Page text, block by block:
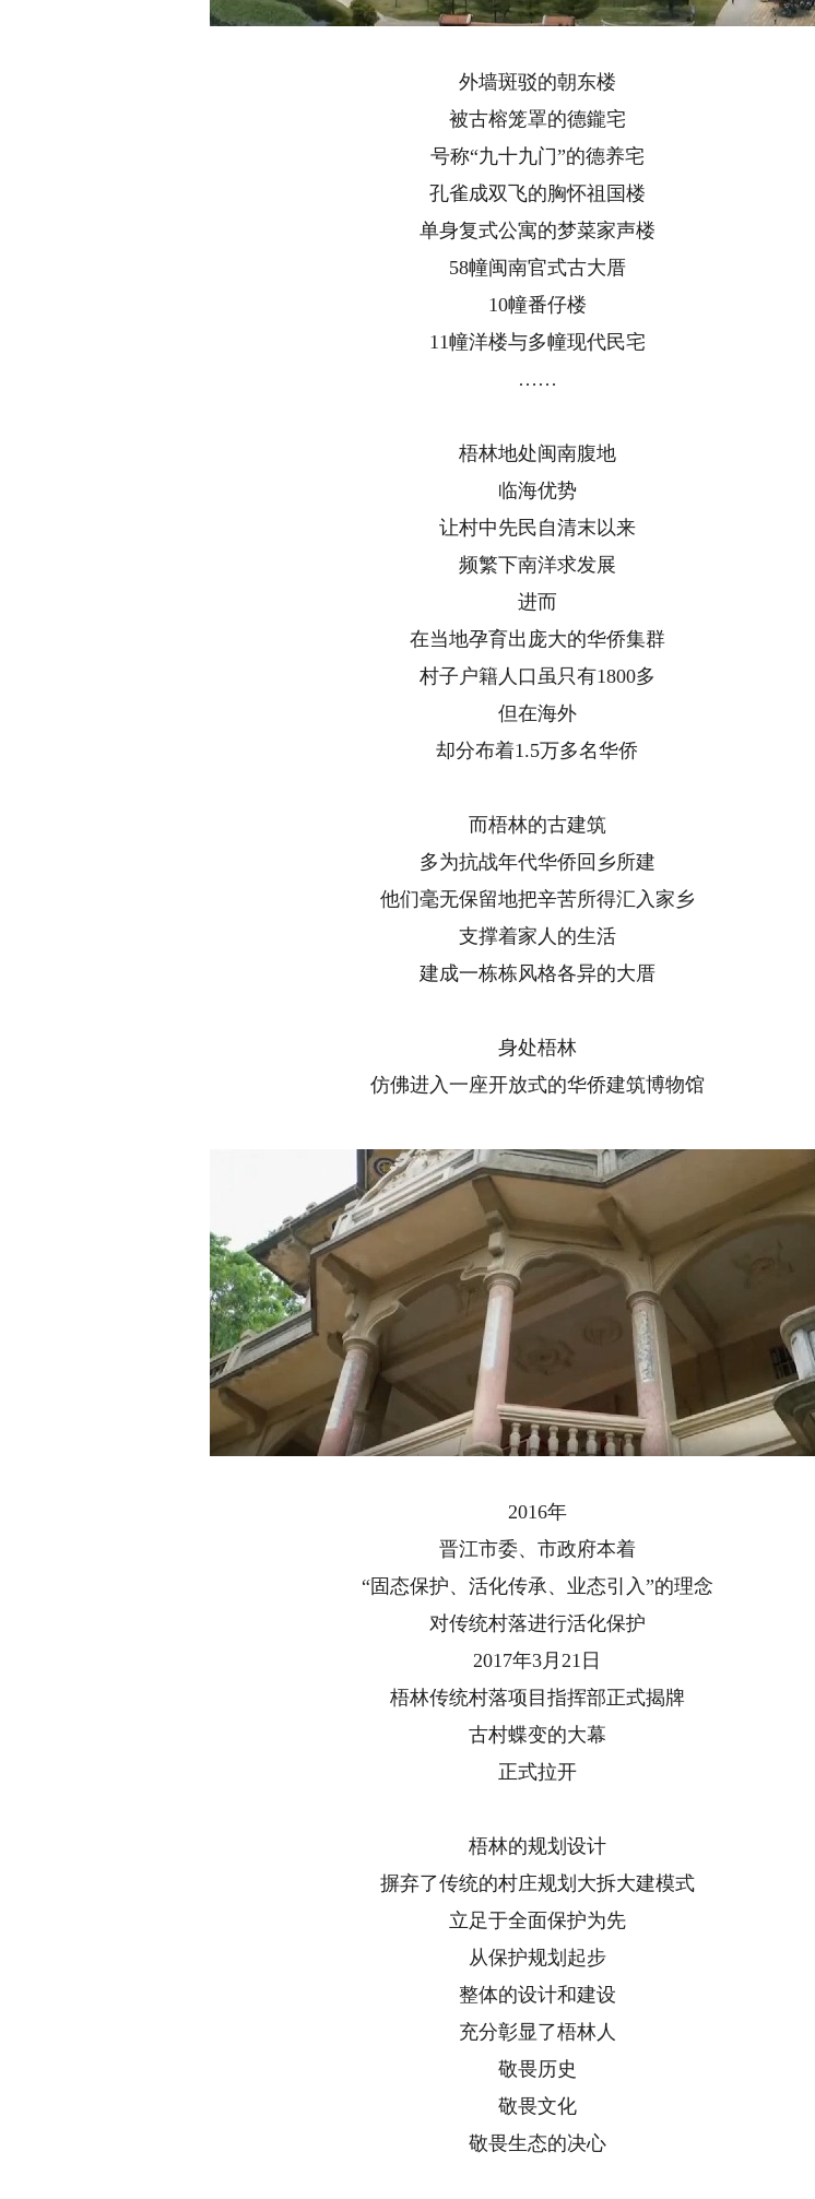
外墙斑驳的朝东楼
被古榕笼罩的德鑨宅
号称“九十九门”的德养宅
孔雀成双飞的胸怀祖国楼
单身复式公寓的梦菜家声楼
58幢闽南官式古大厝
10幢番仔楼
11幢洋楼与多幢现代民宅
……
梧林地处闽南腹地
临海优势
让村中先民自清末以来
频繁下南洋求发展
进而
在当地孕育出庞大的华侨集群
村子户籍人口虽只有1800多
但在海外
却分布着1.5万多名华侨
而梧林的古建筑
多为抗战年代华侨回乡所建
他们毫无保留地把辛苦所得汇入家乡
支撑着家人的生活
建成一栋栋风格各异的大厝
身处梧林
仿佛进入一座开放式的华侨建筑博物馆
2016年
晋江市委、市政府本着
“固态保护、活化传承、业态引入”的理念
对传统村落进行活化保护
2017年3月21日
梧林传统村落项目指挥部正式揭牌
古村蝶变的大幕
正式拉开
梧林的规划设计
摒弃了传统的村庄规划大拆大建模式
立足于全面保护为先
从保护规划起步
整体的设计和建设
充分彰显了梧林人
敬畏历史
敬畏文化
敬畏生态的决心